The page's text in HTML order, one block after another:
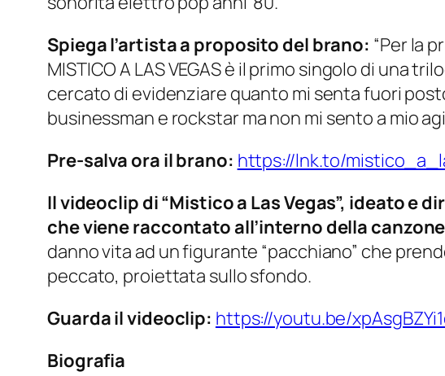
Spiega l’artista a proposito del brano: “Per la
MISTICO A LAS VEGAS è il primo singolo di una
cercato di evidenziare quanto mi senta fuori
businessman e rockstar ma non mi sento a mio
Pre-salva ora il brano: https://lnk.to/
Il videoclip di “Mistico a Las Vegas”, ideato
che viene raccontato all’interno della
danno vita ad un figurante “pacchiano” che
peccato, proiettata sullo sfondo.
Guarda il videoclip: https://youtu.be/
Biografia